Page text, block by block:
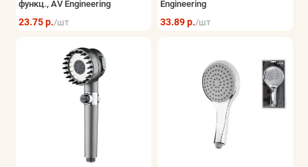
функц., AV Engineering
23.75 р./шт
Engineering
33.89 р./шт